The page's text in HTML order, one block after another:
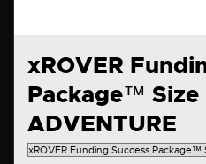
xROVER
Package™ Size
ADVENTURE